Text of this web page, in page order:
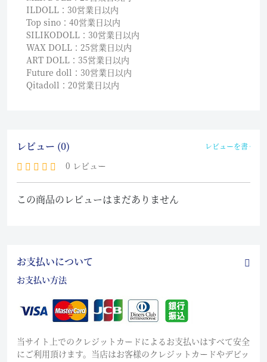
ILDOLL：30営業日以内
Top sino：40営業日以内
SILIKODOLL：30営業日以内
WAX DOLL：25営業日以内
ART DOLL：35営業日以内
Future doll：30営業日以内
Qitadoll：20営業日以内
レビュー (0) レビューを書く
0 レビュー
この商品のレビューはまだありません
お支払いについて
お支払い方法
当サイト上でのクレジットカードによるお支払いはすべて安全
にご利用頂けます。当店はお客様のクレジットカードやデビッ